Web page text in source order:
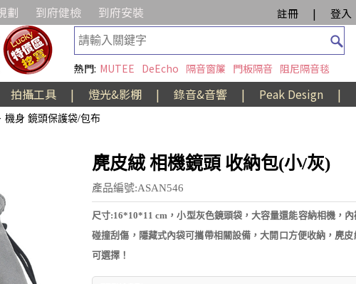
劃 到府健檢 到府安裝 註冊 | 登入
熱門: MUTEE DeEcho 隔音窗簾 門板隔音 阻尼隔音毯
拍攝工具 | 燈光&影棚 | 錄音&音響 | Peak Design |
機身 鏡頭保護袋/包布
麂皮絨 相機鏡頭 收納包(小/灰)
產品編號:ASAN546
尺寸:16*10*11 cm，小型灰色鏡頭袋，大容量還能容納相機，
碰撞刮傷，隱藏式內袋可攜帶相關設備，大開口方便收納，麂
可選擇！